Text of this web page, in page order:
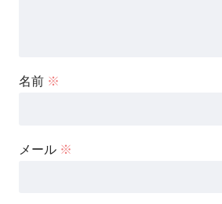
名前 ※
メール ※